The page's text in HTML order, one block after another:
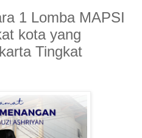
1 Lomba MAPSI
kota yang
Tingkat